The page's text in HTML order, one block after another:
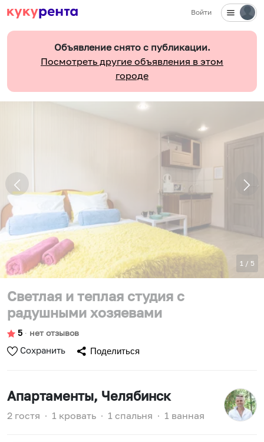
Войти
Объявление снято с публикации.
Посмотреть другие объявления в этом
городе
1 / 5
Cвeтлая и теплая студия с
радушными xoзяевaми
5 ∙ нет отзывов
Сохранить Поделиться
Апартаменты, Челябинск
2 гостя ∙ 1 кровать ∙ 1 спальня ∙ 1 ванная